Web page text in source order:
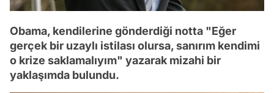
Obama, kendilerine gönderdiği notta "Eğer
gerçek bir uzaylı istilası olursa, sanırım kendimi
o krize saklamalıyım" yazarak mizahi bir
yaklaşımda bulundu.